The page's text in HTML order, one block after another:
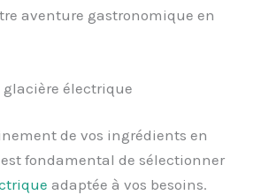
aventure gastronomique en
électrique
de vos ingrédients en
fondamental de sélectionner
adaptée à vos besoins.